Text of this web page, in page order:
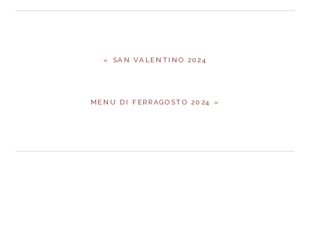
PREVIOUS
« SAN VALENTINO 2024
NEXT
MENU DI FERRAGOSTO 2024 »